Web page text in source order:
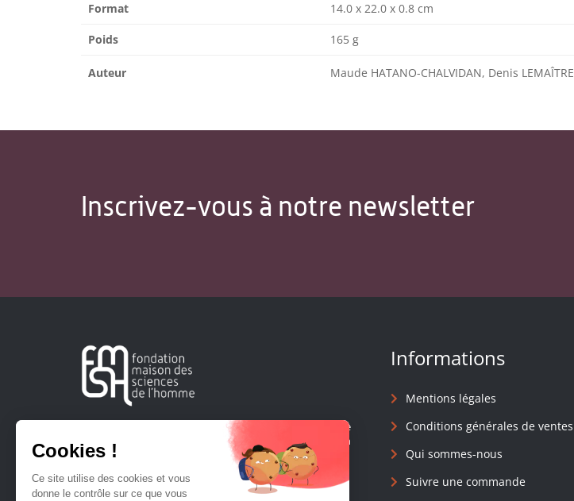
Format 14.0 x 22.0 x 0.8 cm
Poids 165 g
Auteur Maude HATANO-CHALVIDAN, Denis LEMAÎTRE
Inscrivez-vous à notre newsletter
Créée en 1963, la Fondation Maison Sciences de l'Homme
soutient la recherche et la diffusion des connaissances en
sciences humaines et sociales.
Informations
Mentions légales
Conditions générales de ventes
Qui sommes-nous
Suivre une commande